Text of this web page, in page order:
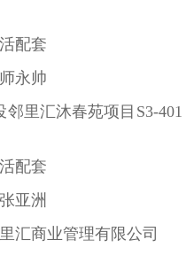
配套
永帅
邻里汇沐春苑项目S3-401
配套
亚洲
汇商业管理有限公司